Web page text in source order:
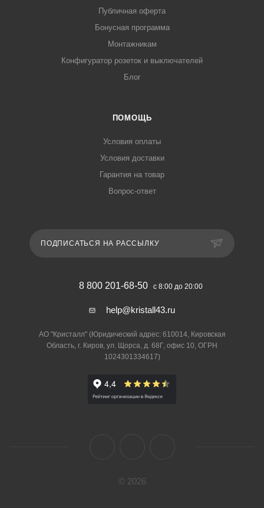
Публичная оферта
Бонусная программа
Монтажникам
Конфигуратор розеток и выключателей
Блог
ПОМОЩЬ
Условия оплаты
Условия доставки
Гарантия на товар
Вопрос-ответ
ПОДПИСАТЬСЯ НА РАССЫЛКУ
8 800 201-68-50 с 8:00 до 20:00
help@kristall43.ru
АО "Кристалл" (Юридический адрес: 610014, Кировская
Область, г. Киров, ул. Щорса, д. 68Г, офис 10, ОГРН
1024301334617)
© 2026